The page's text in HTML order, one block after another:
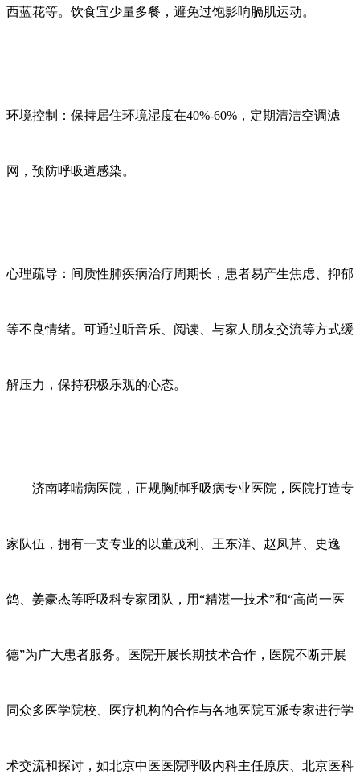
西蓝花等。饮食宜少量多餐，避免过饱影响膈肌运动。
环境控制：保持居住环境湿度在40%-60%，定期清洁空调滤
网，预防呼吸道感染。
心理疏导：间质性肺疾病治疗周期长，患者易产生焦虑、抑郁
等不良情绪。可通过听音乐、阅读、与家人朋友交流等方式缓
解压力，保持积极乐观的心态。
济南哮喘病医院，正规胸肺呼吸病专业医院，医院打造专
家队伍，拥有一支专业的以董茂利、王东洋、赵凤芹、史逸
鸽、姜豪杰等呼吸科专家团队，用“精湛一技术”和“高尚一医
德”为广大患者服务。医院开展长期技术合作，医院不断开展
同众多医学院校、医疗机构的合作与各地医院互派专家进行学
术交流和探讨，如北京中医医院呼吸内科主任原庆、北京医科